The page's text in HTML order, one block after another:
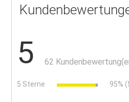
5 62
5 Sterne 95%